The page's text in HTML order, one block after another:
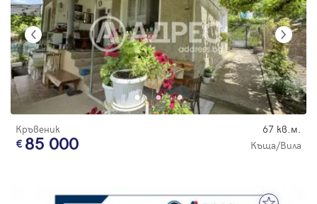
Кръвеник 67 кв.м.
85 000 Къща/Вила